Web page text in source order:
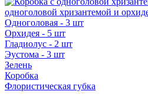
одноголовой хризантемой и
Одноголовая - 3 шт
Орхидея - 5 шт
Гладиолус - 2 шт
Эустома - 3 шт
Зелень
Коробка
Флористическая губка